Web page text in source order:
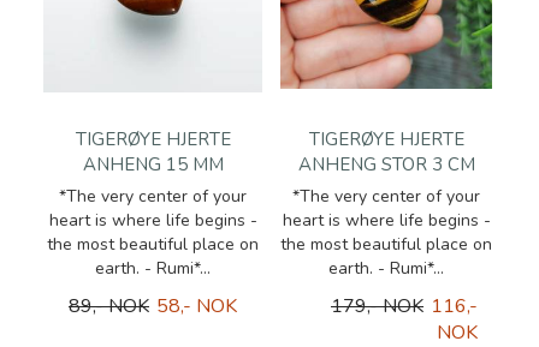
TIGERØYE HJERTE
ANHENG 15 MM
*The very center of your
heart is where life begins -
the most beautiful place on
earth. - Rumi*...
89,- NOK 58,- NOK
TIGERØYE HJERTE
ANHENG STOR 3 CM
*The very center of your
heart is where life begins -
the most beautiful place on
earth. - Rumi*...
179,- NOK 116,-
NOK